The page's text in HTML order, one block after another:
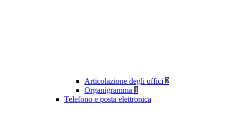
Articolazione degli uffici 2
Organigramma 1
Telefono e posta elettronica